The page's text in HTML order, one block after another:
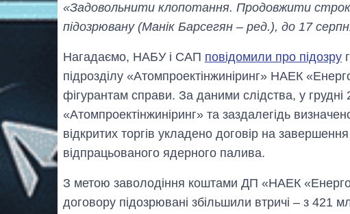
«Задовольнити клопотання. Продовжити строк
підозрювану (Манік Барсегян – ред.), до 17
Нагадаємо, НАБУ і САП повідомили про підозру
підрозділу «Атомпроектінжиніринг» НАЕК
фігурантам справи. За даними слідства, у
«Атомпроектінжиніринг» та заздалегідь
відкритих торгів укладено договір на
відпрацьованого ядерного палива.
З метою заволодіння коштами ДП «НАЕК
договору підозрювані збільшили втричі – з 421